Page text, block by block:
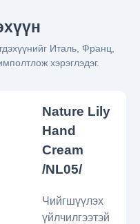
Италь, Франц,
хэрэглэдэг.
Nature Lily
Hand
Cream
/NL05/
Чийгшүүлэх
үйлчилгээтэй